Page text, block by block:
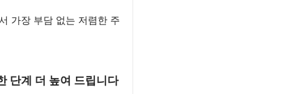
가장 부담 없는 저렴한 주
단계 더 높여 드립니다